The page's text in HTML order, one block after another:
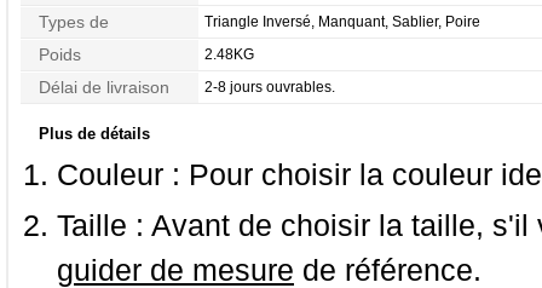
Types de
Morphologie
Triangle Inversé, Manquant, Sablier, Poire
Poids 2.48KG
Délai de livraison 2-8 jours ouvrables.
Plus de détails
Couleur : Pour choisir la couleur
Taille : Avant de choisir la taille,
guider de mesure de référence.